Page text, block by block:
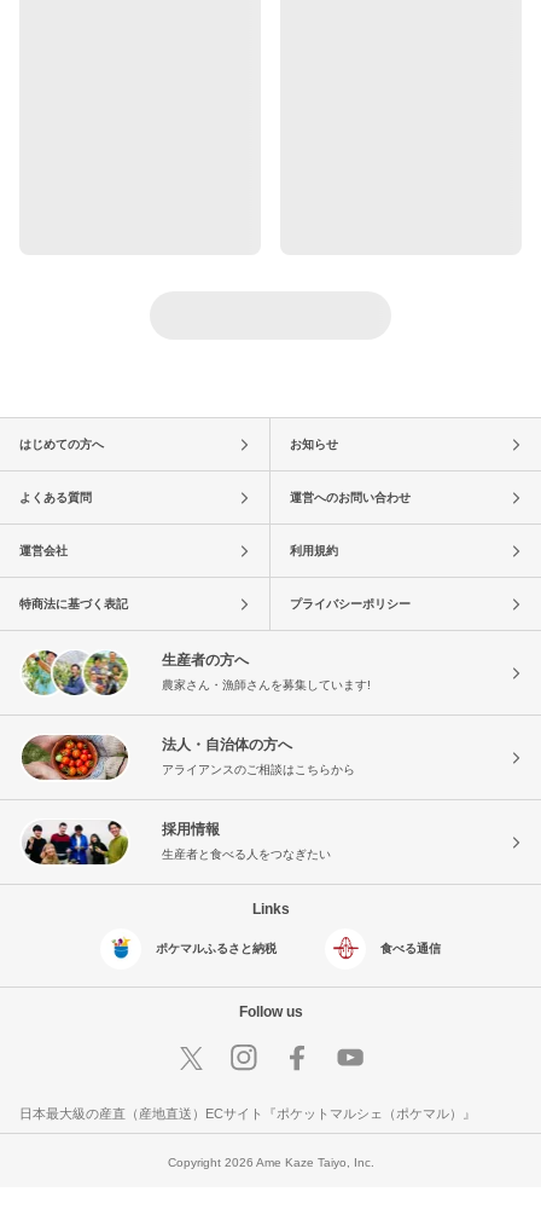
はじめての方へ お知らせ
よくある質問 運営へのお問い合わせ
運営会社 利用規約
特商法に基づく表記 プライバシーポリシー
生産者の方へ
農家さん・漁師さんを募集しています!
法人・自治体の方へ
アライアンスのご相談はこちらから
採用情報
生産者と食べる人をつなぎたい
Links
ポケマルふるさと納税 食べる通信
Follow us
日本最大級の産直（産地直送）ECサイト『ポケットマルシェ（ポケマル）』
Copyright 2026 Ame Kaze Taiyo, Inc.